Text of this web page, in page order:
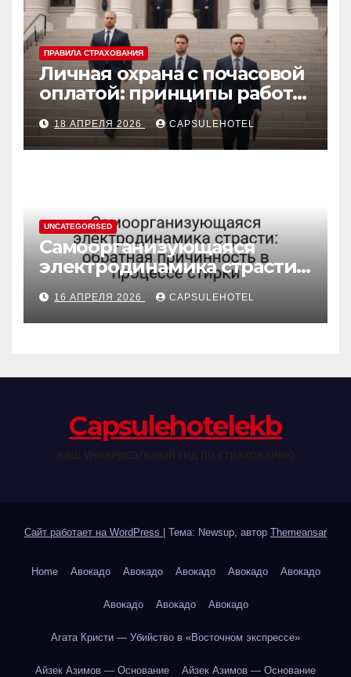
ПРАВИЛА СТРАХОВАНИЯ
Личная охрана с почасовой
оплатой: принципы работы
и правовые аспекты
18 АПРЕЛЯ 2026 CAPSULEHOTEL
UNCATEGORISED
Самоорганизующаяся
электродинамика страсти:
обратная причинность в
процессе стирки
16 АПРЕЛЯ 2026 CAPSULEHOTEL
Сapsulehotelekb
Сайт работает на WordPress Тема: Newsup, автор Themeansar
Home Авокадо Авокадо Авокадо Авокадо Авокадо
Авокадо Авокадо Авокадо
Агата Кристи — Убийство в «Восточном экспрессе»
Айзек Азимов — Основание Айзек Азимов — Основание